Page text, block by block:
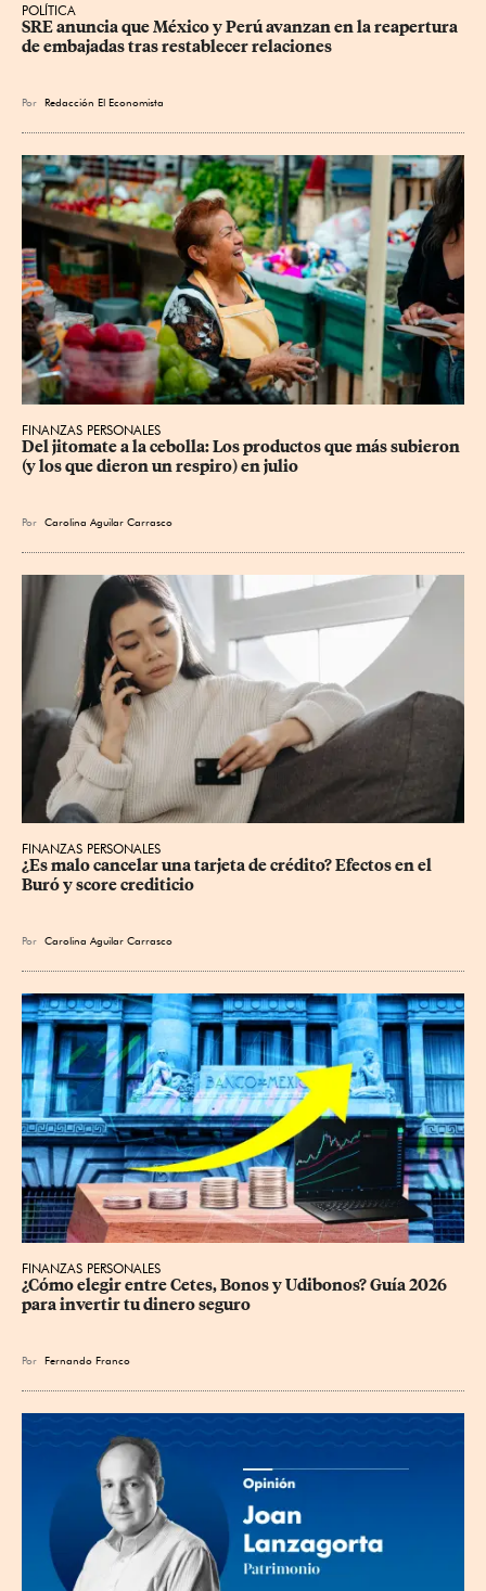
POLÍTICA
SRE anuncia que México y Perú avanzan en la reapertura
de embajadas tras restablecer relaciones
Por Redacción El Economista
FINANZAS PERSONALES
Del jitomate a la cebolla: Los productos que más subieron
(y los que dieron un respiro) en julio
Por Carolina Aguilar Carrasco
FINANZAS PERSONALES
¿Es malo cancelar una tarjeta de crédito? Efectos en el
Buró y score crediticio
Por Carolina Aguilar Carrasco
FINANZAS PERSONALES
¿Cómo elegir entre Cetes, Bonos y Udibonos? Guía 2026
para invertir tu dinero seguro
Por Fernando Franco